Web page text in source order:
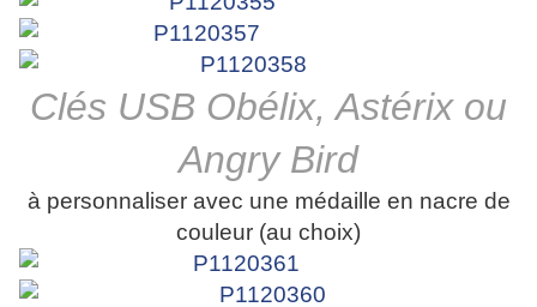
Clés USB Obélix, Astérix ou
Angry Bird
à personnaliser avec une médaille en nacre de
couleur (au choix)